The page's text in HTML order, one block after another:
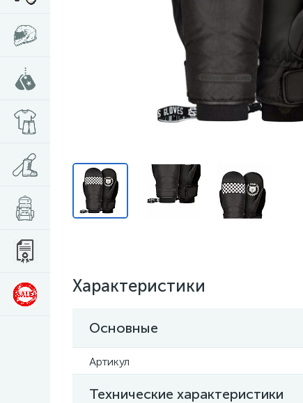
Характеристики
Основные
Артикул
Технические характеристики